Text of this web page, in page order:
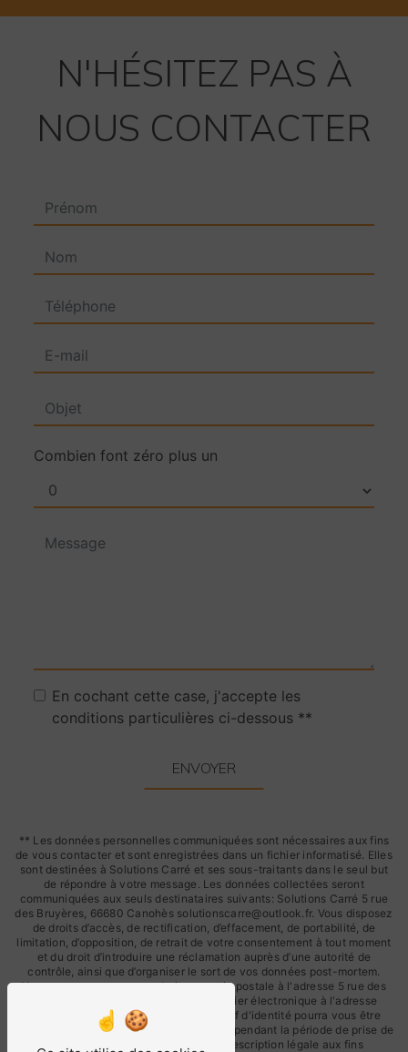
N'HÉSITEZ PAS À
NOUS CONTACTER
Combien font zéro plus un
En cochant cette case, j'accepte les
conditions particulières ci-dessous **
ENVOYER
** Les données personnelles communiquées sont nécessaires aux fins
de vous contacter et sont enregistrées dans un fichier informatisé. Elles
sont destinées à Solutions Carré et ses sous-traitants dans le seul but
de répondre à votre message. Les données collectées seront
communiquées aux seuls destinataires suivants: Solutions Carré 5 rue
des Bruyères, 66680 Canohès solutionscarre@outlook.fr. Vous disposez
de droits d’accès, de rectification, d’effacement, de portabilité, de
limitation, d’opposition, de retrait de votre consentement à tout moment
et du droit d’introduire une réclamation auprès d’une autorité de
contrôle, ainsi que d’organiser le sort de vos données post-mortem.
Vous pouvez exercer ces droits par voie postale à l'adresse 5 rue des
Bruyères, 66680 Canohès ou par courrier électronique à l'adresse
solutionscarre@outlook.fr. Un justificatif d'identité pourra vous être
demandé. Nous conservons vos données pendant la période de prise de
contact puis pendant la durée de prescription légale aux fins